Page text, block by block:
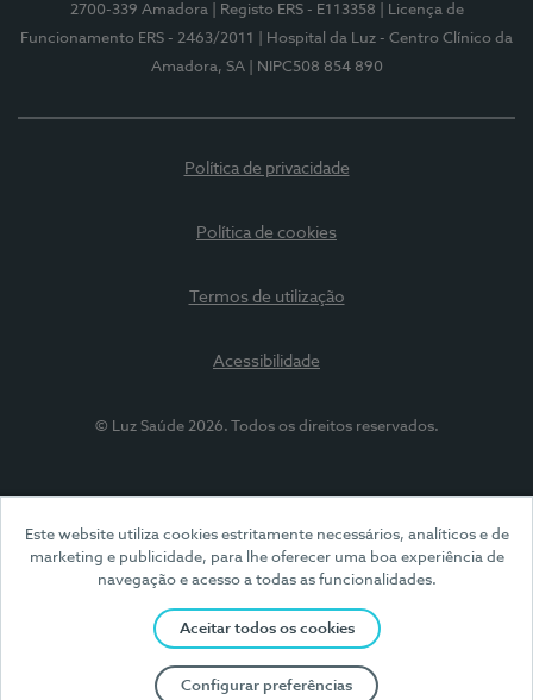
Este website utiliza cookies estritamente necessários, analíticos e de
marketing e publicidade, para lhe oferecer uma boa experiência de
navegação e acesso a todas as funcionalidades.
Aceitar todos os cookies
Configurar preferências
2700-339 Amadora
| Registo ERS - E113358
| Licença de
Funcionamento ERS - 2463/2011
| Hospital da Luz - Centro Clínico da
Amadora, SA
| NIPC508 854 890
Política de privacidade
Política de cookies
Termos de utilização
Acessibilidade
© Luz Saúde 2026. Todos os direitos reservados.